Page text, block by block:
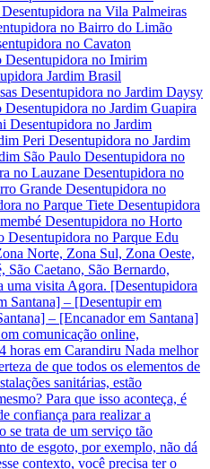
na Vila Palmeiras
no Bairro do Limão
no Cavaton
Desentupidora no Imirim
Jardim Brasil
Desentupidora no Jardim Daysy
no Jardim Guapira
Desentupidora no Jardim
Peri Desentupidora no Jardim
São Paulo Desentupidora no
no Lauzane Desentupidora no
Grande Desentupidora no
no Parque Tiete Desentupidora
Desentupidora no Horto
Desentupidora no Parque Edu
Norte, Zona Sul, Zona Oeste,
São Caetano, São Bernardo,
uma visita Agora. [Desentupidora
Santana] – [Desentupir em
– [Encanador em Santana]
comunicação online,
horas em Carandiru Nada melhor
de que todos os elementos de
sanitárias, estão
Para que isso aconteça, é
confiança para realizar a
se trata de um serviço tão
de esgoto, por exemplo, não dá
contexto, você precisa ter o